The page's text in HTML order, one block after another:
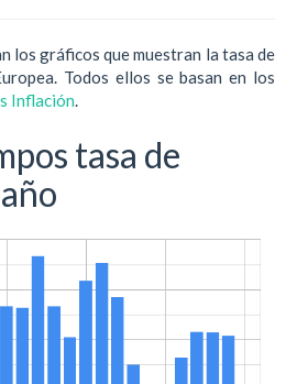
los gráficos que muestran la tasa de
Todos ellos se basan en los
Inflación.
tasa de